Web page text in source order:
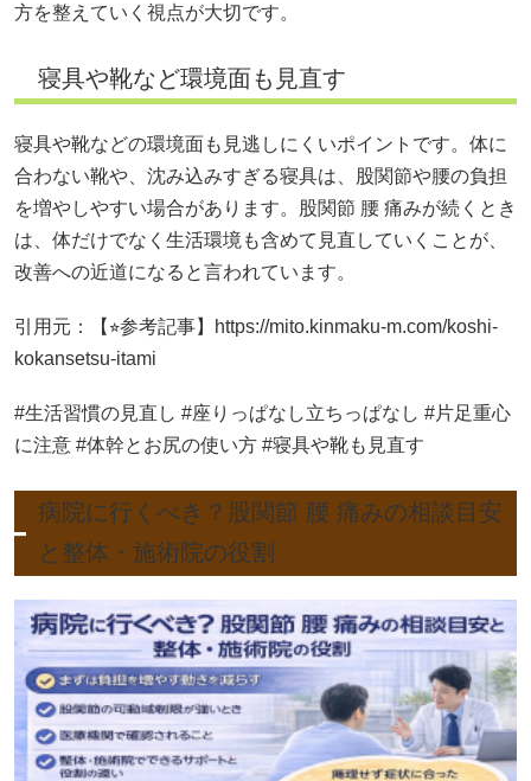
方を整えていく視点が大切です。
寝具や靴など環境面も見直す
寝具や靴などの環境面も見逃しにくいポイントです。体に
合わない靴や、沈み込みすぎる寝具は、股関節や腰の負担
を増やしやすい場合があります。股関節 腰 痛みが続くとき
は、体だけでなく生活環境も含めて見直していくことが、
改善への近道になると言われています。
引用元：【⭐︎参考記事】https://mito.kinmaku-m.com/koshi-
kokansetsu-itami
#生活習慣の見直し #座りっぱなし立ちっぱなし #片足重心
に注意 #体幹とお尻の使い方 #寝具や靴も見直す
病院に行くべき？股関節 腰 痛みの相談目安
と整体・施術院の役割